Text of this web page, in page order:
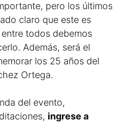
pero los últimos
claro que este es
todos debemos
Además, será el
los 25 años del
Ortega.
del evento,
ingrese a